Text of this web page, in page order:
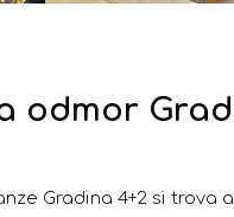
odmor
Gradina 4+2 si trova